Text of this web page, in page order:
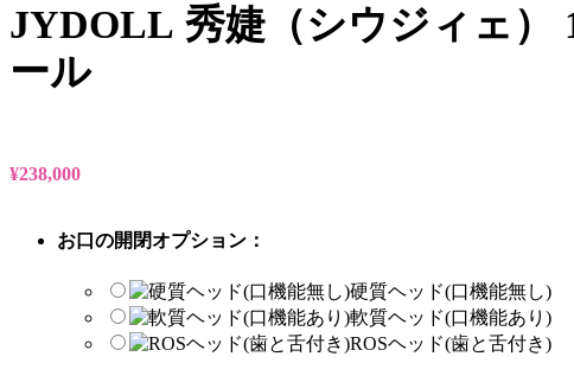
JYDOLL 秀婕（シウジィェ）
ール
¥238,000
お口の開閉オプション：
硬質ヘッド(口機能無し)
軟質ヘッド(口機能あり)
ROSヘッド(歯と舌付き)